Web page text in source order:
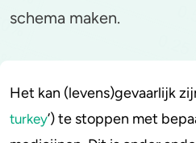
Feiten over verslaving
schema maken.
Het kan (levens)gevaarlijk
turkey’) te stoppen met